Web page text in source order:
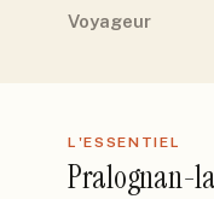
Voyageur
L'ESSENTIEL
Pralognan-